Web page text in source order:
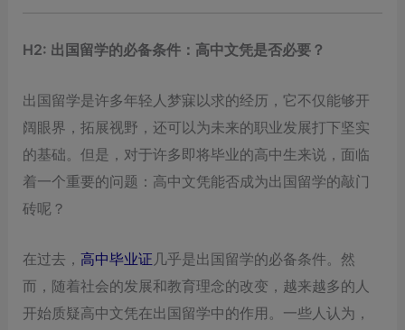
H2: 出国留学的必备条件：高中文凭是否必要？
出国留学是许多年轻人梦寐以求的经历，它不仅能够开
阔眼界，拓展视野，还可以为未来的职业发展打下坚实
的基础。但是，对于许多即将毕业的高中生来说，面临
着一个重要的问题：高中文凭能否成为出国留学的敲门
砖呢？
在过去，高中毕业证 几乎是出国留学的必备条件。然
而，随着社会的发展和教育理念的改变，越来越多的人
开始质疑高中文凭在出国留学中的作用。一些人认为，